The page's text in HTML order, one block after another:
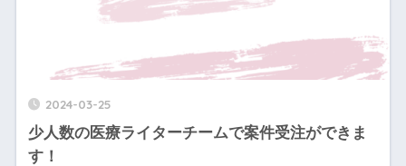
2024-03-25
少人数の医療ライターチームで案件受注ができま
す！